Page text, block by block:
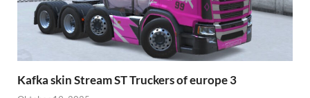
Kafka skin Stream ST Truckers of europe 3